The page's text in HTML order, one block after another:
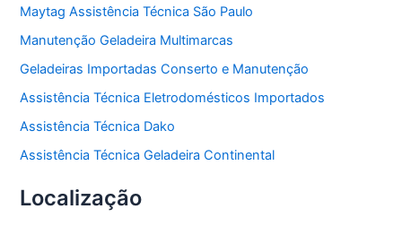
Maytag Assistência Técnica São Paulo
Manutenção Geladeira Multimarcas
Geladeiras Importadas Conserto e Manutenção
Assistência Técnica Eletrodomésticos Importados
Assistência Técnica Dako
Assistência Técnica Geladeira Continental
Localização